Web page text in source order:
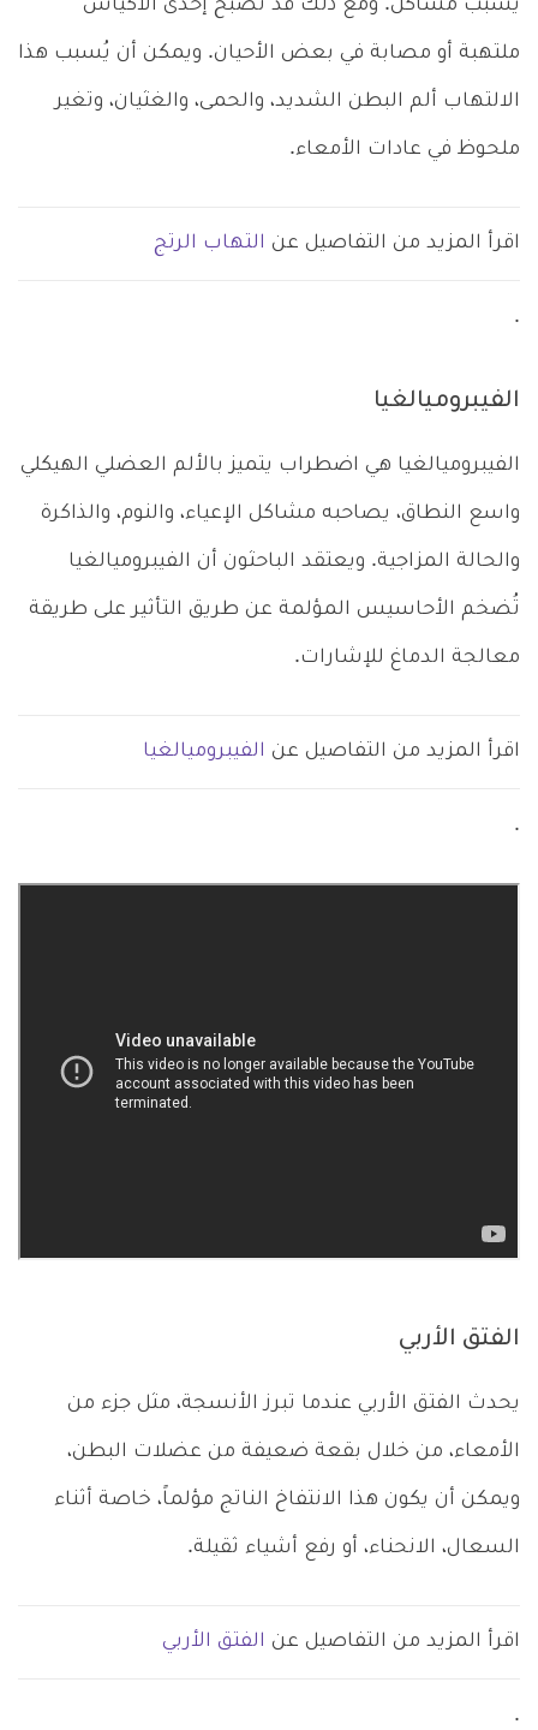
يُسبب مشاكل. ومع ذلك قد تُصبح إحدى الأكياس
ملتهبة أو مصابة في بعض الأحيان. ويمكن أن يُسبب هذا
الالتهاب ألم البطن الشديد، والحمى، والغثيان، وتغير
ملحوظ في عادات الأمعاء.
اقرأ المزيد من التفاصيل عن التهاب الرتج
.
الفيبروميالغيا
الفيبروميالغيا هي اضطراب يتميز بالألم العضلي الهيكلي
واسع النطاق، يصاحبه مشاكل الإعياء، والنوم، والذاكرة
والحالة المزاجية. ويعتقد الباحثون أن الفيبروميالغيا
تُضخم الأحاسيس المؤلمة عن طريق التأثير على طريقة
معالجة الدماغ للإشارات.
اقرأ المزيد من التفاصيل عن الفيبروميالغيا
.
الفتق الأربي
يحدث الفتق الأربي عندما تبرز الأنسجة، مثل جزء من
الأمعاء، من خلال بقعة ضعيفة من عضلات البطن،
ويمكن أن يكون هذا الانتفاخ الناتج مؤلماً، خاصة أثناء
السعال، الانحناء، أو رفع أشياء ثقيلة.
اقرأ المزيد من التفاصيل عن الفتق الأربي
.